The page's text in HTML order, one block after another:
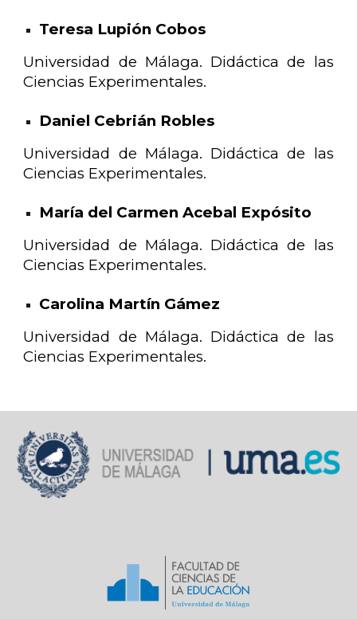
Teresa Lupión Cobos
Universidad de Málaga. Didáctica de las
Ciencias Experimentales.
Daniel Cebrián Robles
Universidad de Málaga. Didáctica de las
Ciencias Experimentales.
María del Carmen Acebal Expósito
Universidad de Málaga. Didáctica de las
Ciencias Experimentales.
Carolina Martín Gámez
Universidad de Málaga. Didáctica de las
Ciencias Experimentales.